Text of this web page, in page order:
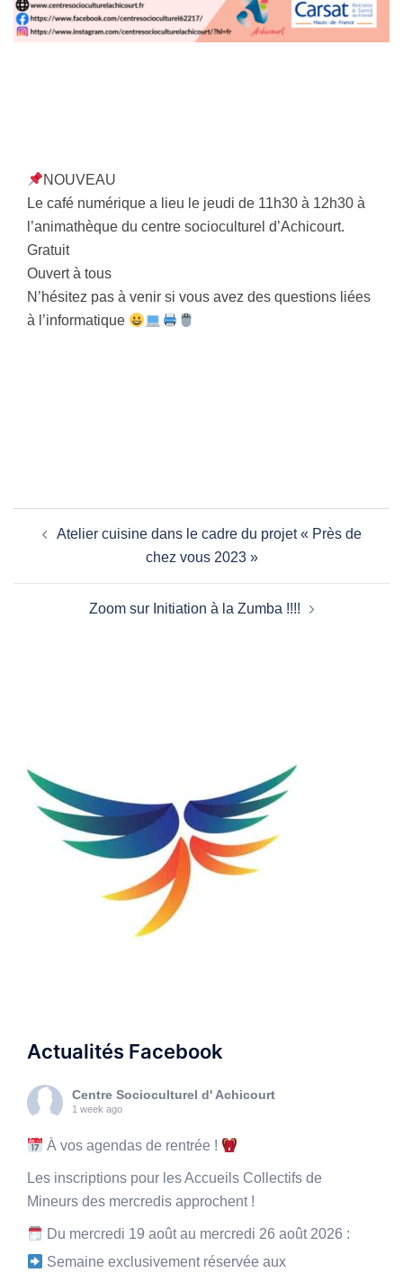
NOUVEAU
Le café numérique a lieu le jeudi de 11h30 à 12h30 à
l’animathèque du centre socioculturel d’Achicourt.
Gratuit
Ouvert à tous
N’hésitez pas à venir si vous avez des questions liées
à l’informatique
d’article
Atelier cuisine dans le cadre du projet « Près de
chez vous 2023 »
Zoom sur Initiation à la Zumba !!!!
Actualités Facebook
Centre Socioculturel d' Achicourt
1 week ago
À vos agendas de rentrée !
Les inscriptions pour les Accueils Collectifs de
Mineurs des mercredis approchent !
Du mercredi 19 août au mercredi 26 août 2026 :
Semaine exclusivement réservée aux